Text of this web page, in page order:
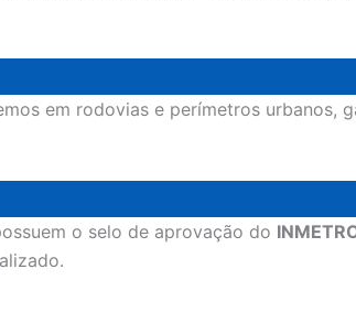
em rodovias e perímetros urbanos,
o selo de aprovação do